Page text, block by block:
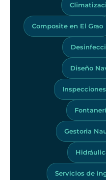
Composite en El Grao
Diseño
Gestoria
Servicios de